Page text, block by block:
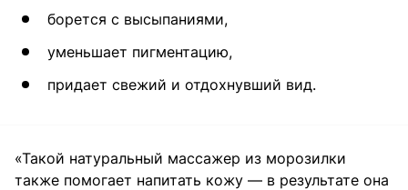
борется с высыпаниями,
уменьшает пигментацию,
придает свежий и отдохнувший вид.
«Такой натуральный массажер из морозилки
также помогает напитать кожу — в результате она